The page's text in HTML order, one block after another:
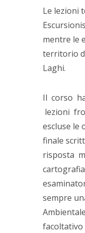
Le lezioni
mentre le
territorio
Laghi.
Il corso
lezioni
escluse le
finale
risposta
sempre
facoltativo